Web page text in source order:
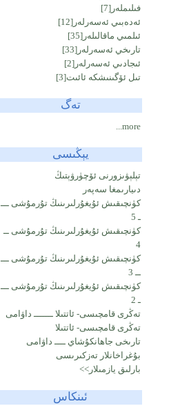
فىلىملەر [7]
ئەدەبىي ئەسەرلەر [12]
ئىلمىي ماقالىلەر [35]
تارىخي ئەسەرلەر [33]
ئىجادىي ئەسەرلەر [2]
تىل ئۆگىنىشكە ئائىت[3]
تەگ
more...
يېڭىسى
تېلېۋىزورنى ئۆچۈرۋېتىڭ
دىيارىمغا سەپەر
كۈنچىقىش ئۇيغۇرلىرىنىڭ تۇرمۇشى ـــ
ـ 5
كۈنچىقىش ئۇيغۇرلىرىنىڭ تۇرمۇشى ــ
4
كۈنچىقىش ئۇيغۇرلىرىنىڭ تۇرمۇشى ـــ
ــ 3
كۈنچىقىش ئۇيغۇرلىرىنىڭ تۇرمۇشى ـــ
ـ 2
تەڭرى قامچىسى- ئاتتىلا ـــــــ داۋامى
تەڭرى قامچىسى- ئاتتىلا
تارىخى جاھانكۇشاي ــــ داۋامى
بۇغراخانلار تەزكىرىسى
بارلىق يازمىلار>>
ئىنكاس